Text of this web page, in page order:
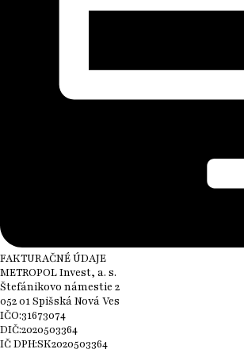
FAKTURAČNÉ ÚDAJE
METROPOL Invest, a. s.
Štefánikovo námestie 2
052 01 Spišská Nová Ves
IČO:31673074
DIČ:2020503364
IČ DPH:SK2020503364